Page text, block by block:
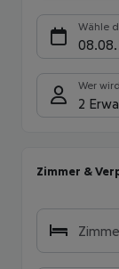
Wähle
Wer
2
Zimmer &